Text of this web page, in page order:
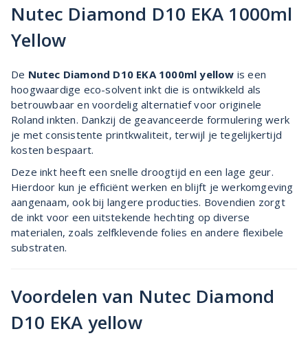
Nutec Diamond D10 EKA 1000ml
Yellow
De Nutec Diamond D10 EKA 1000ml yellow is een
hoogwaardige eco-solvent inkt die is ontwikkeld als
betrouwbaar en voordelig alternatief voor originele
Roland inkten. Dankzij de geavanceerde formulering werk
je met consistente printkwaliteit, terwijl je tegelijkertijd
kosten bespaart.
Deze inkt heeft een snelle droogtijd en een lage geur.
Hierdoor kun je efficiënt werken en blijft je werkomgeving
aangenaam, ook bij langere producties. Bovendien zorgt
de inkt voor een uitstekende hechting op diverse
materialen, zoals zelfklevende folies en andere flexibele
substraten.
Voordelen van Nutec Diamond
D10 EKA yellow